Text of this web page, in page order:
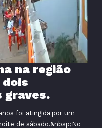
na região
graves.
foi atingida por um
de sábado.&nbsp;No